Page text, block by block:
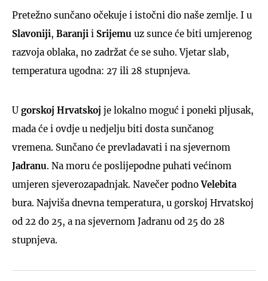
Pretežno sunčano očekuje i istočni dio naše zemlje. I u
Slavoniji, Baranji i Srijemu uz sunce će biti umjerenog
razvoja oblaka, no zadržat će se suho. Vjetar slab,
temperatura ugodna: 27 ili 28 stupnjeva.
U gorskoj Hrvatskoj je lokalno moguć i poneki pljusak,
mada će i ovdje u nedjelju biti dosta sunčanog
vremena. Sunčano će prevladavati i na sjevernom
Jadranu. Na moru će poslijepodne puhati većinom
umjeren sjeverozapadnjak. Navečer podnoVelebita
bura. Najviša dnevna temperatura, u gorskoj Hrvatskoj
od 22 do 25, a na sjevernom Jadranu od 25 do 28
stupnjeva.